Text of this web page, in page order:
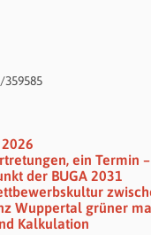
ein Termin
der BUGA 2031
Wuppertal grüner
Kalkulation